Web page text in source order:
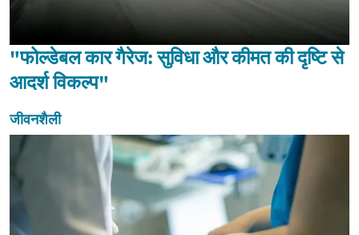
"फोल्डेबल कार गैरेज: सुविधा और कीमत की दृष्टि से
आदर्श विकल्प"
जीवनशैली